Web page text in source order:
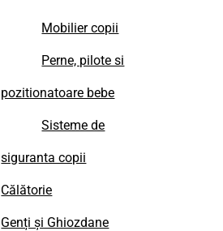
Mobilier copii
Perne, pilote si
pozitionatoare bebe
Sisteme de
siguranta copii
Călătorie
Genți și Ghiozdane